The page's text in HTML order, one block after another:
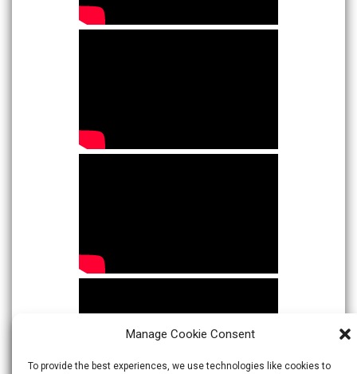
Manage Cookie Consent
To provide the best experiences, we use technologies like cookies to